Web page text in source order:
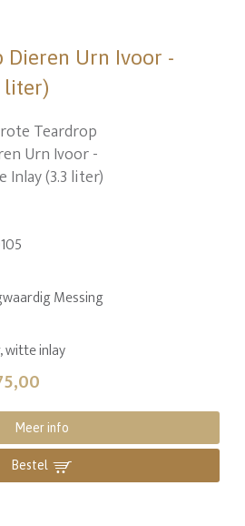
Dieren Urn Ivoor -
liter)
Messing
witte inlay
Meer info
Bestel